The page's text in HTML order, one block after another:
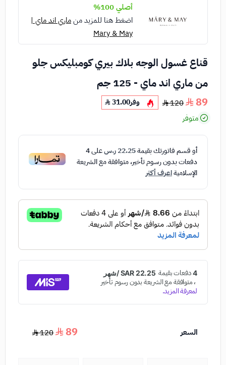
أصلي 100%
اضغط هنا للمزيد منماري اند ماي |
Mary & May
قناع غسول الوجه بلاك بيري كومبليكس جلو
من ماري اند ماي - 125 جم
89
120 وفر31.00
متوفر
أو قسم فاتورتك بقيمة22.25 ر.س على4
دفعات بدون رسوم تأخير، متوافقة مع الشريعة
الإسلاميةاعرف أكثر
السعر 89
120